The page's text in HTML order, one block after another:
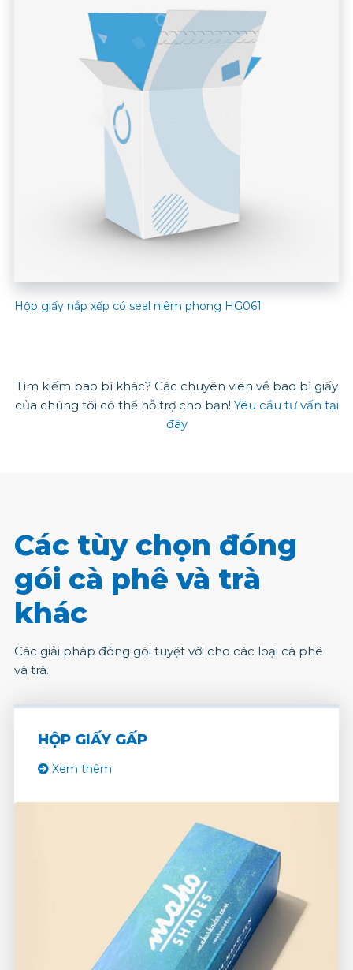
Hộp giấy nắp xếp có seal niêm phong HG061
Tìm kiếm bao bì khác? Các chuyên viên về bao bì giấy
của chúng tôi có thể hỗ trợ cho bạn! Yêu cầu tư vấn tại
đây
Các tùy chọn đóng
gói cà phê và trà
khác
Các giải pháp đóng gói tuyệt vời cho các loại cà phê
và trà.
HỘP GIẤY GẤP
Xem thêm